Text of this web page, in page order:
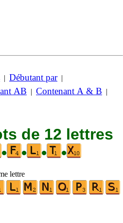
| Débutant par|
AB | Contenant A & B |
de 12 lettres
• • • •
lettre